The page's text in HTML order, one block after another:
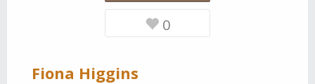
0
Fiona Higgins